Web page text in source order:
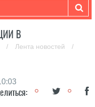
В
/ Лента новостей
/